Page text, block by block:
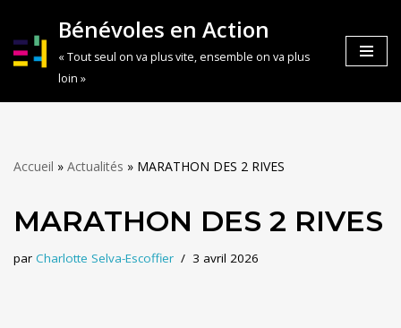
Aller
au
Bénévoles en Action
« Tout seul on va plus vite, ensemble on va plus
loin »
Accueil » Actualités » MARATHON DES 2 RIVES
MARATHON DES 2 RIVES
par Charlotte Selva-Escoffier 3 avril 2026